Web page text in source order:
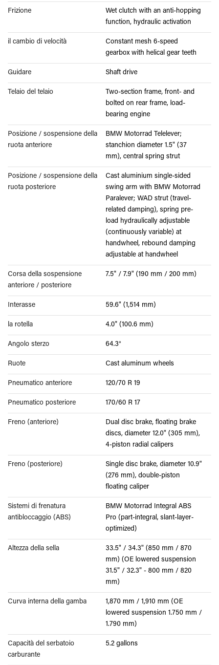
Frizione
Wet clutch with an anti-hopping
function, hydraulic activation
il cambio di velocità
Constant mesh 6-speed
gearbox with helical gear teeth
Guidare Shaft drive
Telaio del telaio
Two-section frame, front- and
bolted on rear frame, load-
bearing engine
Posizione / sospensione della
ruota anteriore
BMW Motorrad Telelever;
stanchion diameter 1.5" (37
mm), central spring strut
Posizione / sospensione della
ruota posteriore
Cast aluminium single-sided
swing arm with BMW Motorrad
Paralever; WAD strut (travel-
related damping), spring pre-
load hydraulically adjustable
(continuously variable) at
handwheel, rebound damping
adjustable at handwheel
Corsa della sospensione
anteriore / posteriore
7.5" / 7.9" (190 mm / 200 mm)
Interasse 59.6" (1,514 mm)
la rotella 4.0" (100.6 mm)
Angolo sterzo 64.3°
Ruote Cast aluminum wheels
Pneumatico anteriore 120/70 R 19
Pneumatico posteriore 170/60 R 17
Freno (anteriore)
Dual disc brake, floating brake
discs, diameter 12.0" (305 mm),
4-piston radial calipers
Freno (posteriore)
Single disc brake, diameter 10.9"
(276 mm), double-piston
floating caliper
Sistemi di frenatura
antibloccaggio (ABS)
BMW Motorrad Integral ABS
Pro (part-integral, slant-layer-
optimized)
Altezza della sella
33.5" / 34.3" (850 mm / 870
mm) (OE lowered suspension
31.5" / 32.3" - 800 mm / 820
mm)
Curva interna della gamba
1,870 mm / 1,910 mm (OE
lowered suspension 1.750 mm /
1.790 mm)
Capacità del serbatoio
carburante
5.2 gallons